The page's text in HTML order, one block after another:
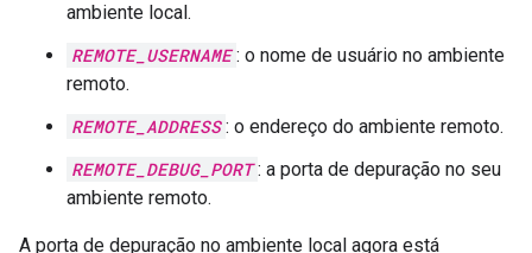
ambiente local.
REMOTE_USERNAME : o nome de usuário no ambiente
remoto.
REMOTE_ADDRESS : o endereço do ambiente remoto.
REMOTE_DEBUG_PORT : a porta de depuração no seu
ambiente remoto.
A porta de depuração no ambiente local agora está